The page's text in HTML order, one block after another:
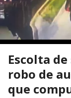
Escolta
robo de
que